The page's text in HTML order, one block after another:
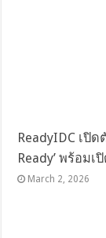
ReadyIDC เปิ
Ready’ พร้อม
March 2, 2026